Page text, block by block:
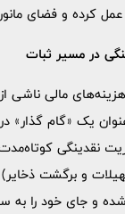
کرده و فضای
در مسیر ثبات
عنوان یک «گام
نقدینگی
و برگشت
و جای خود را به